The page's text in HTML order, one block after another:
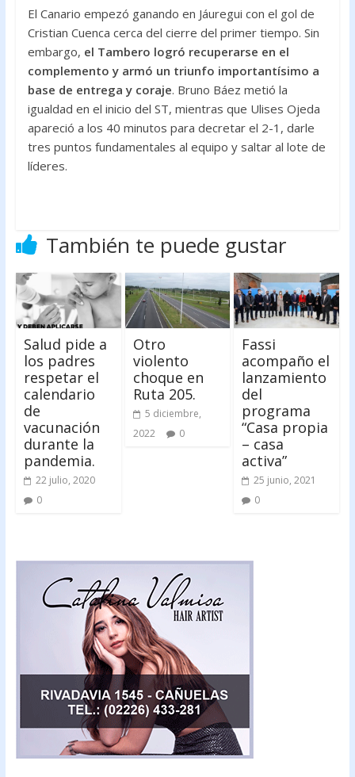
El Canario empezó ganando en Jáuregui con el gol de
Cristian Cuenca cerca del cierre del primer tiempo. Sin
embargo, el Tambero logró recuperarse en el
complemento y armó un triunfo importantísimo a
base de entrega y coraje. Bruno Báez metió la
igualdad en el inicio del ST, mientras que Ulises Ojeda
apareció a los 40 minutos para decretar el 2-1, darle
tres puntos fundamentales al equipo y saltar al lote de
líderes.
También te puede gustar
Salud pide a
los padres
respetar el
calendario
de
vacunación
durante la
pandemia.
22 julio, 2020
0
Otro
violento
choque en
Ruta 205.
5 diciembre,
2022
0
Fassi
acompaño el
lanzamiento
del
programa
“Casa propia
– casa
activa”
25 junio, 2021
0